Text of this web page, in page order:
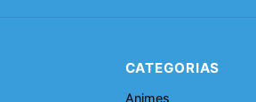
CATEGORIAS
Animes